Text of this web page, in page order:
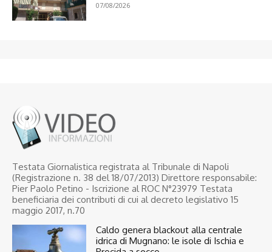
07/08/2026
Testata Giornalistica registrata al Tribunale di Napoli
(Registrazione n. 38 del 18/07/2013) Direttore responsabile:
Pier Paolo Petino - Iscrizione al ROC N°23979 Testata
beneficiaria dei contributi di cui al decreto legislativo 15
maggio 2017, n.70
Caldo genera blackout alla centrale
idrica di Mugnano: le isole di Ischia e